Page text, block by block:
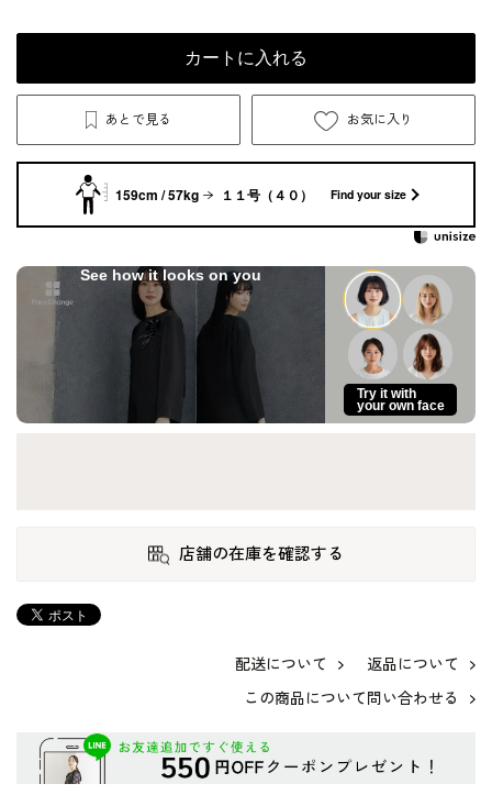
カートに入れる
あとで見る お気に入り
159cm / 57kg １１号（４０） Find your size
See how it looks on you
Try it with
your own face
店舗の在庫を確認する
配送について
返品について
この商品について問い合わせる